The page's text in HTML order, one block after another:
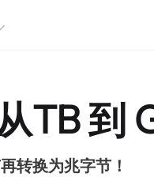
TB 到
转换为兆字节！